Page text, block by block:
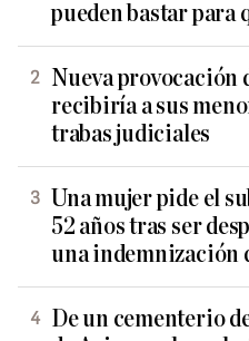
pueden bastar para
Nueva provocación
recibiría a sus
trabas judiciales
Una mujer pide el
52 años tras ser
una indemnización
De un cementerio